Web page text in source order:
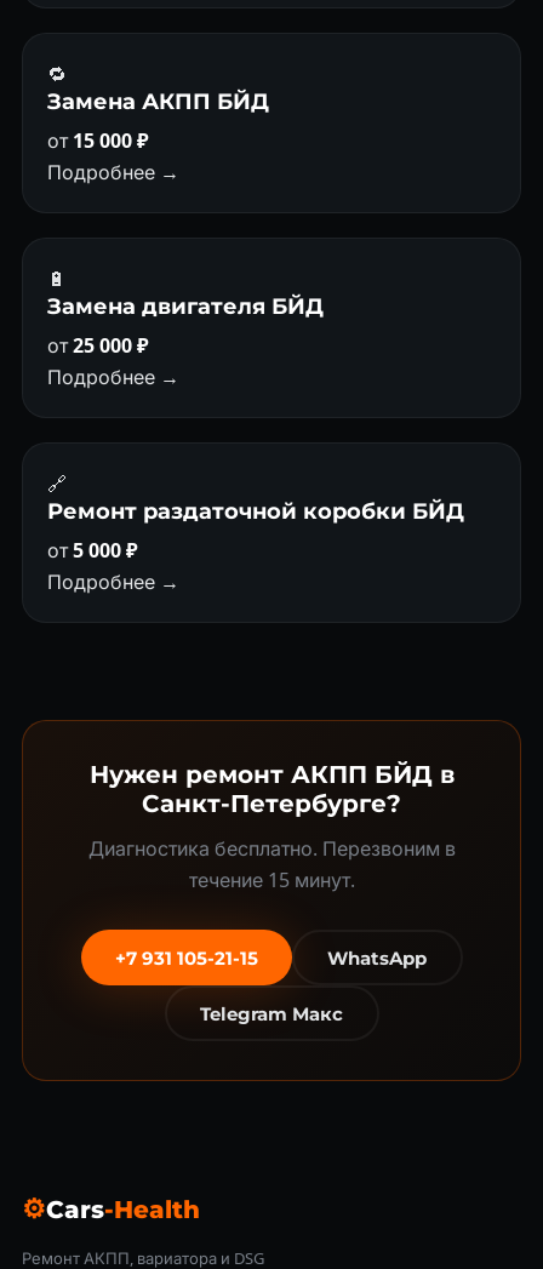
🔁
Замена АКПП БЙД
от15 000 ₽
Подробнее →
🔋
Замена двигателя БЙД
от25 000 ₽
Подробнее →
🔗
Ремонт раздаточной коробки БЙД
от5 000 ₽
Подробнее →
Нужен ремонт АКПП БЙД в
Санкт-Петербурге?
Диагностика бесплатно. Перезвоним в
течение 15 минут.
+7 931 105-21-15 WhatsApp
Telegram Макс
⚙Cars-Health
Ремонт АКПП, вариатора и DSG